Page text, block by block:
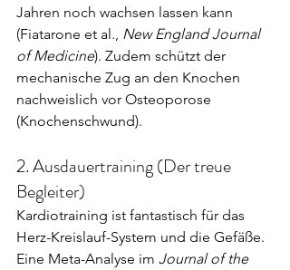
Jahren noch wachsen lassen kann
(Fiatarone et al., New England Journal
of Medicine). Zudem schützt der
mechanische Zug an den Knochen
nachweislich vor Osteoporose
(Knochenschwund).
2. Ausdauertraining (Der treue
Begleiter)
Kardiotraining ist fantastisch für das
Herz-Kreislauf-System und die Gefäße.
Eine Meta-Analyse im Journal of the